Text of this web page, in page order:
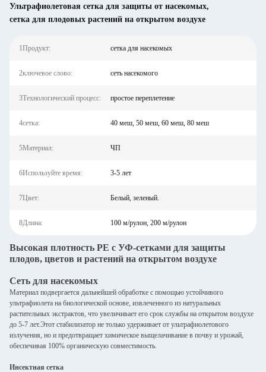
Ультрафиолетовая сетка для защиты от насекомых,
сетка для плодовых растений на открытом воздухе
1Продукт: сетка для насекомых
2ключевое слово: сеть насекомого
3Технологический процесс: простое переплетение
4сетка: 40 меш, 50 меш, 60 меш, 80 меш
5Материал: ЧП
6Используйте время: 3-5 лет
7Цвет: Белый, зеленый.
8Длина: 100 м/рулон, 200 м/рулон
Высокая плотность PE с УФ-сетками для защиты
плодов, цветов и растений на открытом воздухе
Сеть для насекомых
Материал подвергается дальнейшей обработке с помощью устойчивого
ультрафиолета на биологической основе, извлеченного из натуральных
растительных экстрактов, что увеличивает его срок службы на открытом воздухе
до 5-7 лет.Этот стабилизатор не только удерживает от ультрафиолетового
излучения, но и предотвращает химическое выщелачивание в почву и урожай,
обеспечивая 100% органическую совместимость.
Инсектная сетка